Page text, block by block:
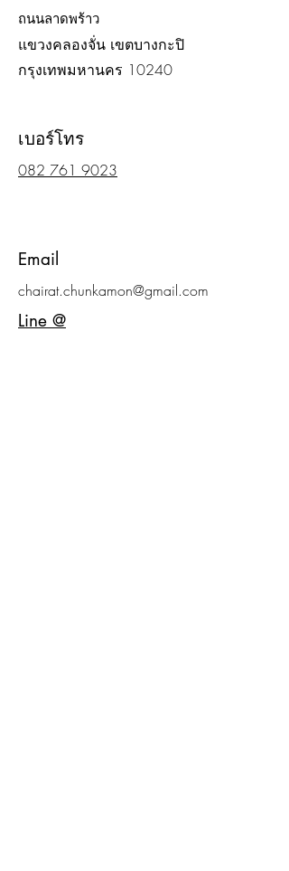
ถนนลาดพร้าว
แขวงคลองจั่น เขตบางกะปิ
กรุงเทพมหานคร 10240
เบอร์โทร
082 761 9023
Email
chairat.chunkamon@gmail.com
Line @